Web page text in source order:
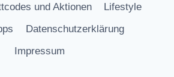
und Aktionen
Lifestyle
Datenschutzerklärung
Impressum